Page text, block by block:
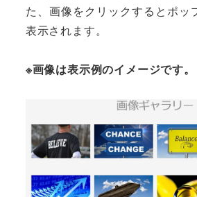
た、画像をクリックするとポッ
表示されます。
※画像は表示例のイメージです。